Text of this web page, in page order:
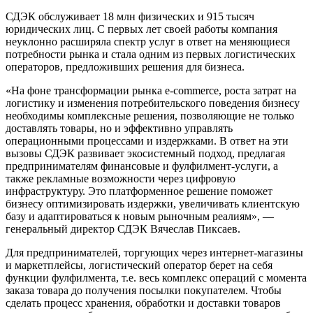
СДЭК обслуживает 18 млн физических и 915 тысяч
юридических лиц. С первых лет своей работы компания
неуклонно расширяла спектр услуг в ответ на меняющиеся
потребности рынка и стала одним из первых логистических
операторов, предложивших решения для бизнеса.
«На фоне трансформации рынка e-commerce, роста затрат на
логистику и изменения потребительского поведения бизнесу
необходимы комплексные решения, позволяющие не только
доставлять товары, но и эффективно управлять
операционными процессами и издержками. В ответ на эти
вызовы СДЭК развивает экосистемный подход, предлагая
предпринимателям финансовые и фулфилмент-услуги, а
также рекламные возможности через цифровую
инфраструктуру. Это платформенное решение поможет
бизнесу оптимизировать издержки, увеличивать клиентскую
базу и адаптироваться к новым рыночным реалиям», —
генеральный директор СДЭК Вячеслав Пиксаев.
Для предпринимателей, торгующих через интернет-магазины
и маркетплейсы, логистический оператор берет на себя
функции фулфилмента, т.е. весь комплекс операций с момента
заказа товара до получения посылки покупателем. Чтобы
сделать процесс хранения, обработки и доставки товаров